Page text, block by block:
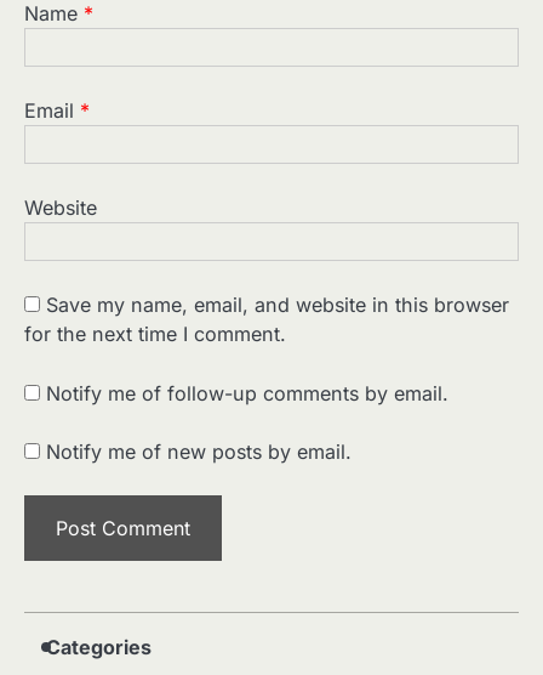
Name *
Email *
Website
Save my name, email, and website in this browser
for the next time I comment.
Notify me of follow-up comments by email.
Notify me of new posts by email.
Categories
2
Sonaley Jain
3
The Last Command (1928) Review
Sonaley Jain
के पहले सपने को परदे पर उतारा? — Viva